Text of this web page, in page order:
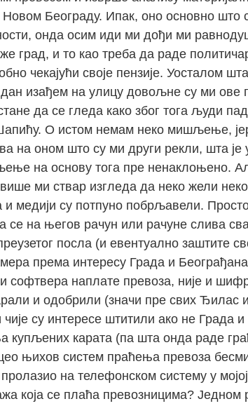
Београду. Ипак, оно основно што
онда осим иди ми дођи ми
град, и то као треба да раде
чекајући своје пензије. Уосталом
изађем на улицу довољне су ми ове
да се гледа како због тога људи
О истом немам неко мишљење,
на оном што су ми други рекли, шта је
на основу тога пре ненаклоњено.
ми ствар изгледа да неко жели
и медији су потпуно побрљавели.
се на његов рачун или рачуне слива
посла (и евентуално заштите
према интересу Града и
софтвера наплате превоза, није и
и одобрили (значи пре свих
чије су интересе штитили ако не Града
купљених карата (па шта онда раде
њихов систем праћења превоза
пролазио на телефонском систему у
која се плаћа превозницима? Једном